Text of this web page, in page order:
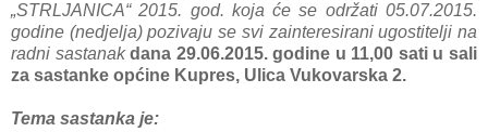
„STRLJANICA“ 2015. god. koja će se održati 05.07.2015.
godine (nedjelja) pozivaju se svi zainteresirani ugostitelji na
radni sastanakdana 29.06.2015. godine u 11,00 sati u sali
za sastanke općine Kupres, Ulica Vukovarska 2.
Tema sastanka je: